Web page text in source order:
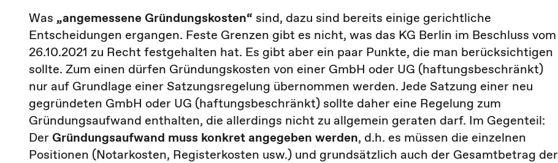
Was „angemessene Gründungskosten“ sind, dazu sind bereits einige gerichtliche
Entscheidungen ergangen. Feste Grenzen gibt es nicht, was das KG Berlin im Beschluss vom
26.10.2021 zu Recht festgehalten hat. Es gibt aber ein paar Punkte, die man berücksichtigen
sollte. Zum einen dürfen Gründungskosten von einer GmbH oder UG (haftungsbeschränkt)
nur auf Grundlage einer Satzungsregelung übernommen werden. Jede Satzung einer neu
gegründeten GmbH oder UG (haftungsbeschränkt) sollte daher eine Regelung zum
Gründungsaufwand enthalten, die allerdings nicht zu allgemein geraten darf. Im Gegenteil:
Der Gründungsaufwand muss konkret angegeben werden, d.h. es müssen die einzelnen
Positionen (Notarkosten, Registerkosten usw.) und grundsätzlich auch der Gesamtbetrag der